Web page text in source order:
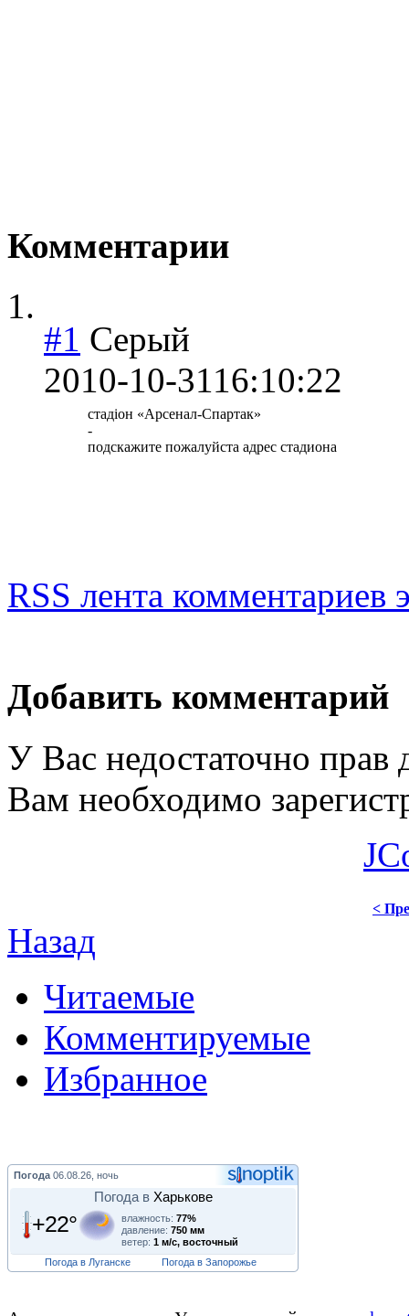
Комментарии
#1 Серый
2010-10-3116:10:22
стадіон «Арсенал-Спартак»
-
подскажите пожалуйста адрес стадиона
RSS лента комментариев
Добавить комментарий
У Вас недостаточно прав
Вам необходимо
<
Назад
Читаемые
Комментируемые
Избранное
Погода 06.08.26, ночь
Погода в Харькове
+22° влажность: 77%
давление: 750 мм
ветер: 1 м/с, восточный
Погода в Луганске
Погода в Запорожье